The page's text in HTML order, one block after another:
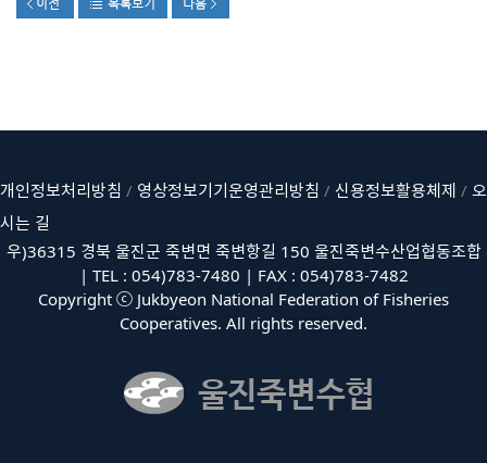
개인정보처리방침 / 영상정보기기운영관리방침 / 신용정보활용체제 / 오
시는 길
우)36315 경북 울진군 죽변면 죽변항길 150 울진죽변수산업협동조합
| TEL : 054)783-7480 | FAX : 054)783-7482
Copyright ⓒ Jukbyeon National Federation of Fisheries
Cooperatives. All rights reserved.